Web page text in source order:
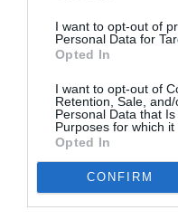
I want to opt-out of
Personal Data for
Opted In
I want to opt-out of
Retention, Sale,
Personal Data that
Purposes for which it
Opted In
CONFIRM